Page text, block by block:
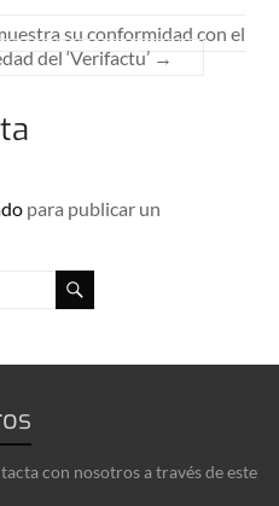
su conformidad con el
del ‘Verifactu’ →
para publicar un
con nosotros a través de este